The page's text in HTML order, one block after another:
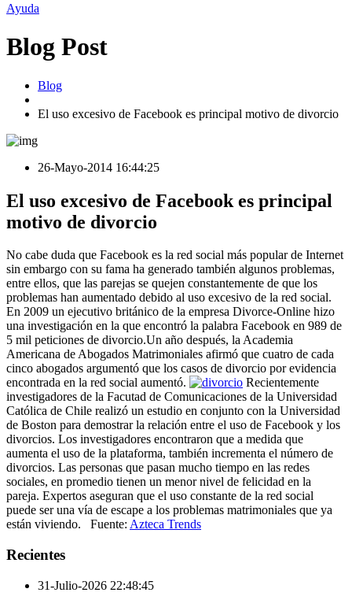
Ayuda
Blog Post
Blog
El uso excesivo de Facebook es principal motivo de divorcio
26-Mayo-2014 16:44:25
El uso excesivo de Facebook es principal
motivo de divorcio
No cabe duda que Facebook es la red social más popular de Internet
sin embargo con su fama ha generado también algunos problemas,
entre ellos, que las parejas se quejen constantemente de que los
problemas han aumentado debido al uso excesivo de la red social.
En 2009 un ejecutivo británico de la empresa Divorce-Online hizo
una investigación en la que encontró la palabra Facebook en 989 de
5 mil peticiones de divorcio.Un año después, la Academia
Americana de Abogados Matrimoniales afirmó que cuatro de cada
cinco abogados argumentó que los casos de divorcio por evidencia
encontrada en la red social aumentó.
Recientemente
investigadores de la Facutad de Comunicaciones de la Universidad
Católica de Chile realizó un estudio en conjunto con la Universidad
de Boston para demostrar la relación entre el uso de Facebook y los
divorcios. Los investigadores encontraron que a medida que
aumenta el uso de la plataforma, también incrementa el número de
divorcios. Las personas que pasan mucho tiempo en las redes
sociales, en promedio tienen un menor nivel de felicidad en la
pareja. Expertos aseguran que el uso constante de la red social
puede ser una vía de escape a los problemas matrimoniales que ya
están viviendo. Fuente: Azteca Trends
Recientes
31-Julio-2026 22:48:45